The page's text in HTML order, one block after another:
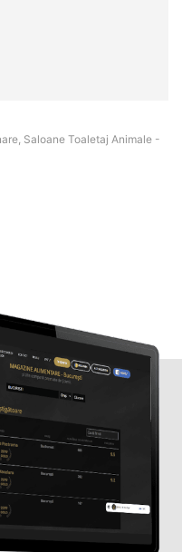
Saloane Toaletaj Animale -